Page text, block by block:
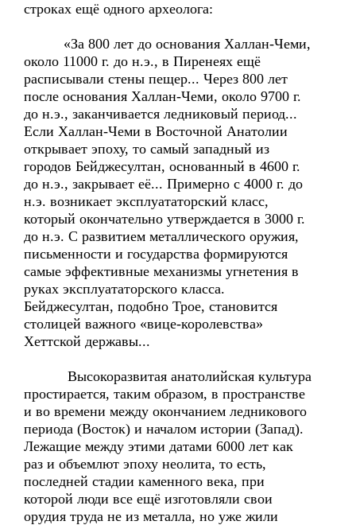
строках ещё одного археолога:
«За 800 лет до основания Халлан-Чеми,
около 11000 г. до н.э., в Пиренеях ещё
расписывали стены пещер... Через 800 лет
после основания Халлан-Чеми, около 9700 г.
до н.э., заканчивается ледниковый период...
Если Халлан-Чеми в Восточной Анатолии
открывает эпоху, то самый западный из
городов Бейджесултан, основанный в 4600 г.
до н.э., закрывает её... Примерно с 4000 г. до
н.э. возникает эксплуататорский класс,
который окончательно утверждается в 3000 г.
до н.э. С развитием металлического оружия,
письменности и государства формируются
самые эффективные механизмы угнетения в
руках эксплуататорского класса.
Бейджесултан, подобно Трое, становится
столицей важного «вице-королевства»
Хеттской державы...
Высокоразвитая анатолийская культура
простирается, таким образом, в пространстве
и во времени между окончанием ледникового
периода (Восток) и началом истории (Запад).
Лежащие между этими датами 6000 лет как
раз и объемлют эпоху неолита, то есть,
последней стадии каменного века, при
которой люди все ещё изготовляли свои
орудия труда не из металла, но уже жили